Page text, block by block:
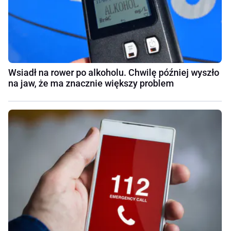
Wsiadł na rower po alkoholu. Chwilę później wyszło
na jaw, że ma znacznie większy problem